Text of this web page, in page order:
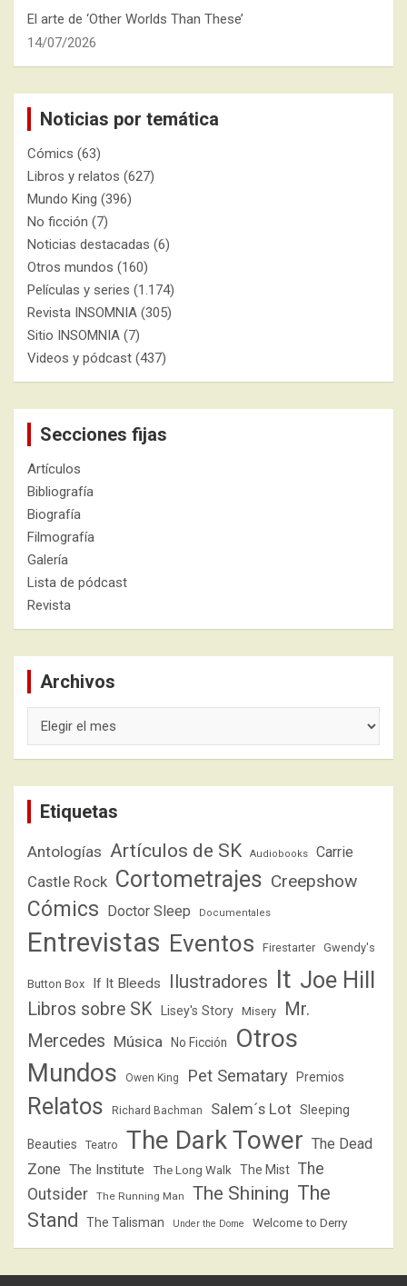
El arte de ‘Other Worlds Than These’
14/07/2026
Noticias por temática
Cómics (63)
Libros y relatos (627)
Mundo King (396)
No ficción (7)
Noticias destacadas (6)
Otros mundos (160)
Películas y series (1.174)
Revista INSOMNIA (305)
Sitio INSOMNIA (7)
Videos y pódcast (437)
Secciones fijas
Artículos
Bibliografía
Biografía
Filmografía
Galería
Lista de pódcast
Revista
Archivos
Etiquetas
Antologías Artículos de SK Audiobooks Carrie
Castle Rock Cortometrajes Creepshow
Cómics Doctor Sleep Documentales
Entrevistas Eventos Firestarter Gwendy's
Button Box If It Bleeds Ilustradores It Joe Hill
Libros sobre SK Lisey's Story Misery
Mr.
Mercedes Música No Ficción
Otros
Mundos
Owen King Pet Sematary Premios
Relatos Richard Bachman Salem´s Lot Sleeping
Beauties Teatro The Dark Tower The Dead
Zone The Institute The Long Walk The Mist The
Outsider
The Running Man The Shining The
Stand
The Talisman Under the Dome Welcome to Derry